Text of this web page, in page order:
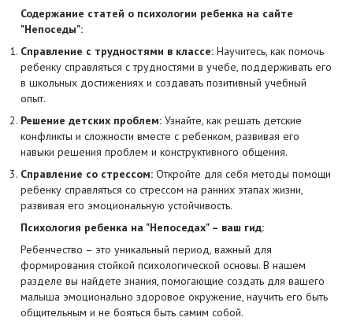
Содержание статей о психологии ребенка на сайте
"Непоседы":
Справление с трудностями в классе: Научитесь, как помочь
ребенку справляться с трудностями в учебе, поддерживать его
в школьных достижениях и создавать позитивный учебный
опыт.
Решение детских проблем: Узнайте, как решать детские
конфликты и сложности вместе с ребенком, развивая его
навыки решения проблем и конструктивного общения.
Справление со стрессом: Откройте для себя методы помощи
ребенку справляться со стрессом на ранних этапах жизни,
развивая его эмоциональную устойчивость.
Психология ребенка на "Непоседах" – ваш гид:
Ребенчество – это уникальный период, важный для
формирования стойкой психологической основы. В нашем
разделе вы найдете знания, помогающие создать для вашего
малыша эмоционально здоровое окружение, научить его быть
общительным и не бояться быть самим собой.